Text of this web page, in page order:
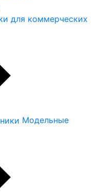
для коммерческих
Модельные